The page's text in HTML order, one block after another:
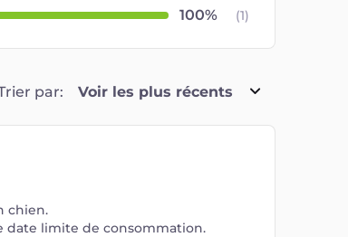
(1)
par: Voir les plus récents
chien.
date limite de consommation.